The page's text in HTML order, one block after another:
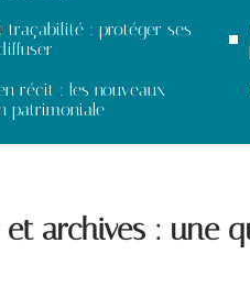
traçabilité : protéger ses
récit : les nouveaux
patrimoniale
et archives : une